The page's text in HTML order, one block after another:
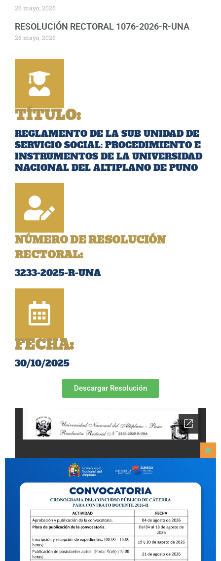
26 mayo, 2026
RESOLUCIÓN RECTORAL 1076-2026-R-UNA
26 mayo, 2026
TÍTULO:
REGLAMENTO DE LA SUB UNIDAD DE
SERVICIO SOCIAL: PROCEDIMIENTO E
INSTRUMENTOS DE LA UNIVERSIDAD
NACIONAL DEL ALTIPLANO DE PUNO
NÚMERO DE RESOLUCIÓN
RECTORAL:
3233-2025-R-UNA
FECHA:
30/10/2025
Descargar Resolución